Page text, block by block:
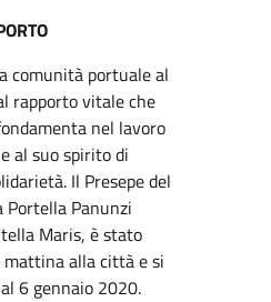
comunità portuale al
rapporto vitale che
nel lavoro
al suo spirito di
Il Presepe del
Panunzi
Maris, è stato
alla città e si
6 gennaio 2020.